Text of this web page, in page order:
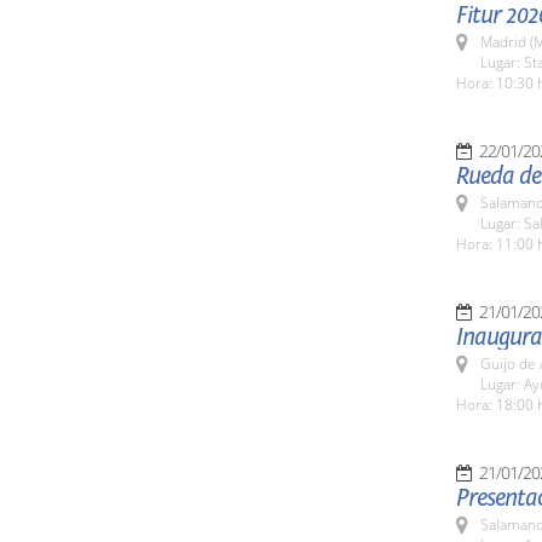
Fitur
Madrid
Lugar:
Hora: 10:30
22/01/
Rueda
Lugar:
Hora: 11:00
21/01/
Guijo de
Lugar:
Hora: 18:00
21/01/